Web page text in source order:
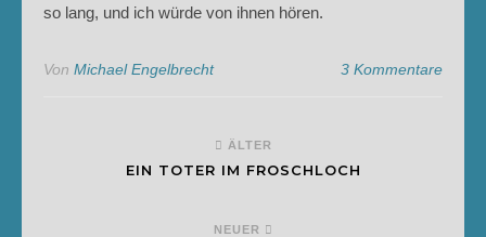
so lang, und ich würde von ihnen hören.
Von Michael Engelbrecht 3 Kommentare
ÄLTER
EIN TOTER IM FROSCHLOCH
NEUER